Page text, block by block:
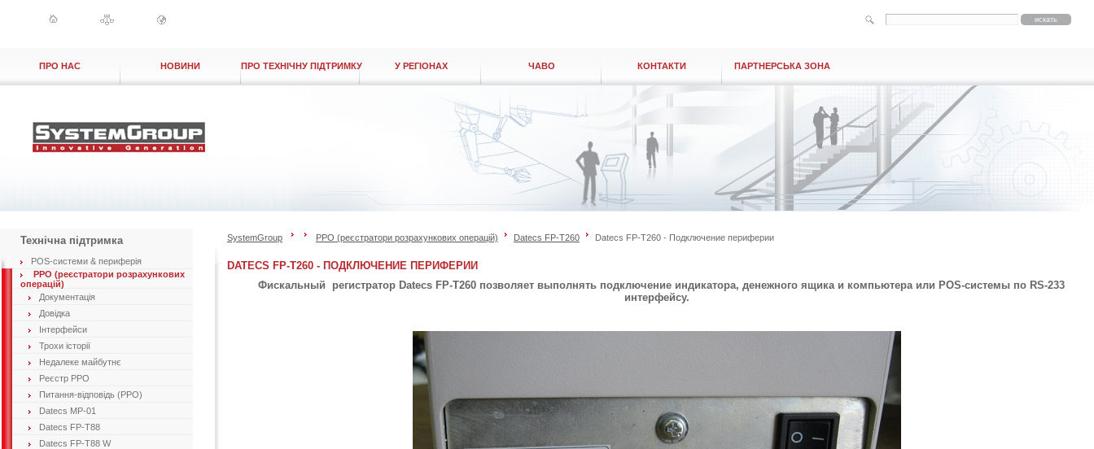
ПРО НАС НОВИНИ ПРО ТЕХНІЧНУ ПІДТРИМКУ У РЕГІОНАХ ЧАВО КОНТАКТИ ПАРТНЕРСЬКА ЗОНА
Технічна підтримка
POS-системи & периферія
РРО (реєстратори розрахункових
операцій)
Документація
Довідка
Інтерфейси
Трохи історії
Недалеке майбутнє
Реєстр РРО
Питання-відповідь (РРО)
Datecs MP-01
Datecs FP-T88
Datecs FP-T88 W
SystemGroup РРО (реєстратори розрахункових операцій) Datecs FP-T260 Datecs FP-T260 - Подключение периферии
DATECS FP-T260 - ПОДКЛЮЧЕНИЕ ПЕРИФЕРИИ
Фискальный регистратор Datecs FP-T260 позволяет выполнять подключение индикатора, денежного ящика и компьютера или POS-системы по RS-233
интерфейсу.